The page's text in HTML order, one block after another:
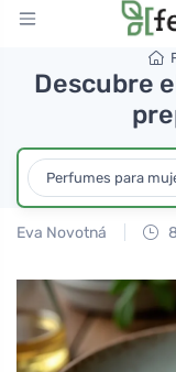
Descubre
Perfumes para
Eva Novotná